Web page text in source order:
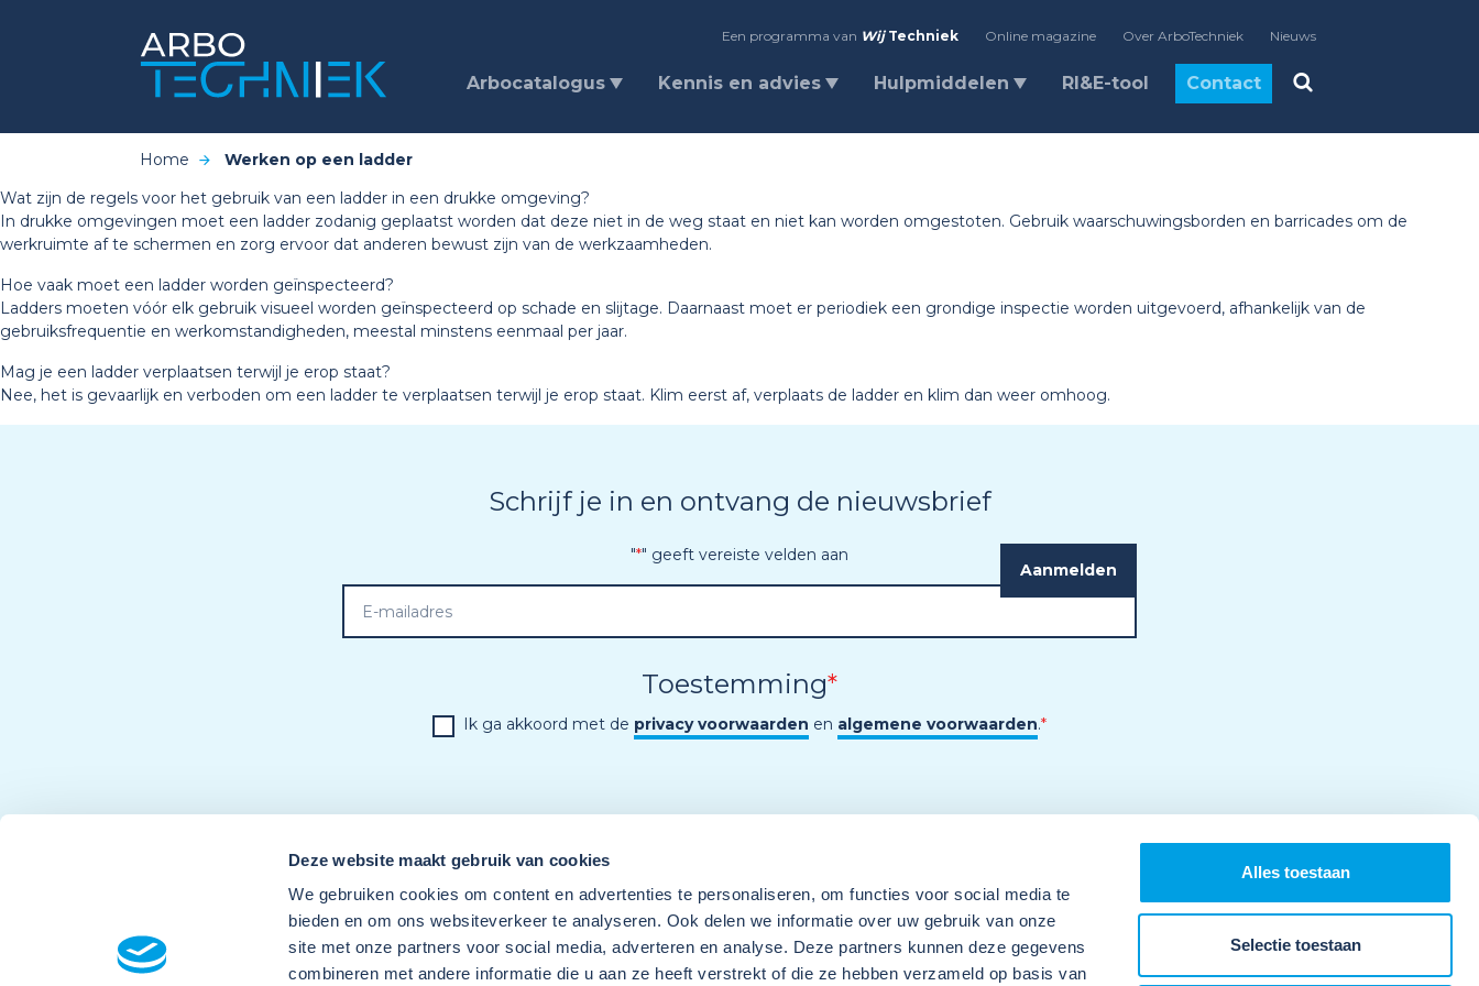
Deze website maakt gebruik van cookies
We gebruiken cookies om content en advertenties te personaliseren, om functies voor social media te
bieden en om ons websiteverkeer te analyseren. Ook delen we informatie over uw gebruik van onze
site met onze partners voor social media, adverteren en analyse. Deze partners kunnen deze gegevens
combineren met andere informatie die u aan ze heeft verstrekt of die ze hebben verzameld op basis van
Alles toestaan
Selectie toestaan
Een programma van Wij Techniek Online magazine Over ArboTechniek Nieuws
Arbocatalogus Kennis en advies Hulpmiddelen RI&E-tool Contact
Home
Werken op een ladder
Wat zijn de regels voor het gebruik van een ladder in een drukke omgeving?
In drukke omgevingen moet een ladder zodanig geplaatst worden dat deze niet in de weg staat en niet kan worden omgestoten. Gebruik waarschuwingsborden en barricades om de
werkruimte af te schermen en zorg ervoor dat anderen bewust zijn van de werkzaamheden.
Hoe vaak moet een ladder worden geïnspecteerd?
Ladders moeten vóór elk gebruik visueel worden geïnspecteerd op schade en slijtage. Daarnaast moet er periodiek een grondige inspectie worden uitgevoerd, afhankelijk van de
gebruiksfrequentie en werkomstandigheden, meestal minstens eenmaal per jaar.
Mag je een ladder verplaatsen terwijl je erop staat?
Nee, het is gevaarlijk en verboden om een ladder te verplaatsen terwijl je erop staat. Klim eerst af, verplaats de ladder en klim dan weer omhoog.
Schrijf je in en ontvang de nieuwsbrief
"*" geeft vereiste velden aan
Toestemming*
Ik ga akkoord met de privacy voorwaarden en algemene voorwaarden.*